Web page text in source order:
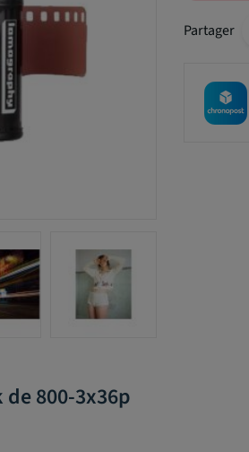
Partager
800-3x36p